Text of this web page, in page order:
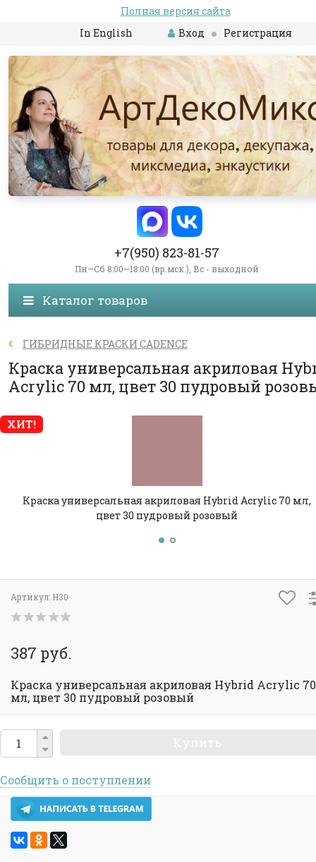
Полная версия сайта
In English
Вход Регистрация
+7(950) 823-81-57
Пн—Сб 8:00—18:00 (вр.мск.), Вс - выходной
Каталог товаров
ГИБРИДНЫЕ КРАСКИ CADENCE
Краска универсальная акриловая
Acrylic 70 мл, цвет 30 пудровый
ХИТ!
Краска универсальная акриловая Hybrid Acrylic 70 мл,
цвет 30 пудровый розовый
Артикул: H30
387 руб.
Краска универсальная акриловая Hybrid Acrylic 70
мл, цвет 30 пудровый розовый
Сообщить о поступлении